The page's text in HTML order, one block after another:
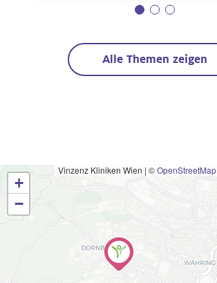
Alle Themen zeigen
+
−
Vinzenz Kliniken Wien | ©OpenStreetMap